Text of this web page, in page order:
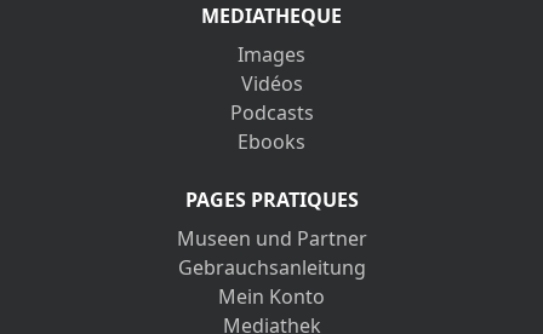
MEDIATHEQUE
Images
Vidéos
Podcasts
Ebooks
PAGES PRATIQUES
Museen und Partner
Gebrauchsanleitung
Mein Konto
Mediathek